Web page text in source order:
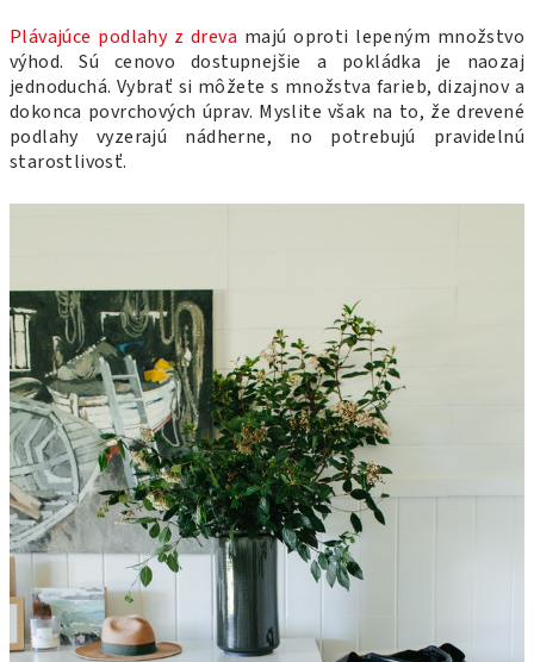
Plávajúce podlahy z dreva majú oproti lepeným množstvo
výhod. Sú cenovo dostupnejšie a pokládka je naozaj
jednoduchá. Vybrať si môžete s množstva farieb, dizajnov a
dokonca povrchových úprav. Myslite však na to, že drevené
podlahy vyzerajú nádherne, no potrebujú pravidelnú
starostlivosť.